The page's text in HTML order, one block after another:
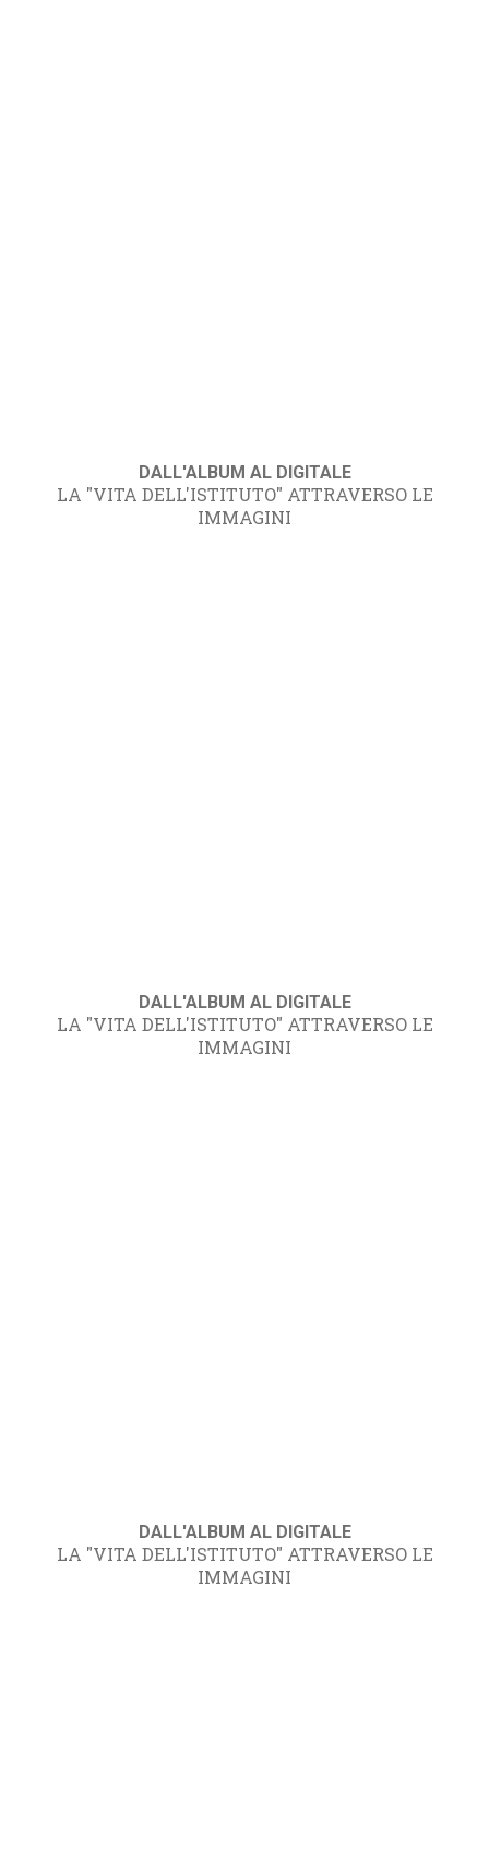
DALL'ALBUM AL DIGITALE
LA "VITA DELL'ISTITUTO" ATTRAVERSO LE
IMMAGINI
DALL'ALBUM AL DIGITALE
LA "VITA DELL'ISTITUTO" ATTRAVERSO LE
IMMAGINI
DALL'ALBUM AL DIGITALE
LA "VITA DELL'ISTITUTO" ATTRAVERSO LE
IMMAGINI